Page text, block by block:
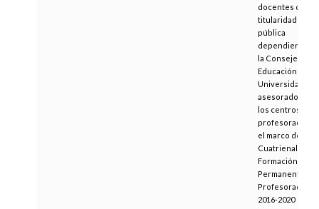
docentes de
titularidad
pública
dependientes
la Consejería de
Educación y
Universidad,
asesorados por
los centros de
profesorado, en
el marco del
Cuatrienal de
Formación
Permanente del
Profesorado
2016-2020